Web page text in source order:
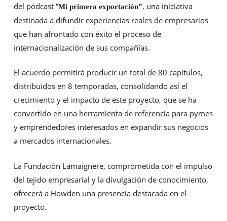
del pódcast “Mi primera exportación”, una iniciativa
destinada a difundir experiencias reales de empresarios
que han afrontado con éxito el proceso de
internacionalización de sus compañías.
El acuerdo permitirá producir un total de 80 capítulos,
distribuidos en 8 temporadas, consolidando así el
crecimiento y el impacto de este proyecto, que se ha
convertido en una herramienta de referencia para pymes
y emprendedores interesados en expandir sus negocios
a mercados internacionales.
La Fundación Lamaignere, comprometida con el impulso
del tejido empresarial y la divulgación de conocimiento,
ofrecerá a Howden una presencia destacada en el
proyecto.